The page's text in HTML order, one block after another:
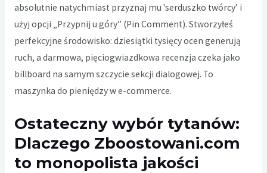
absolutnie natychmiast przyznaj mu 'serduszko twórcy’ i
użyj opcji „Przypnij u góry” (Pin Comment). Stworzyłeś
perfekcyjne środowisko: dziesiątki tysięcy ocen generują
ruch, a darmowa, pięciogwiazdkowa recenzja czeka jako
billboard na samym szczycie sekcji dialogowej. To
maszynka do pieniędzy w e-commerce.
Ostateczny wybór tytanów:
Dlaczego Zboostowani.com
to monopolista jakości